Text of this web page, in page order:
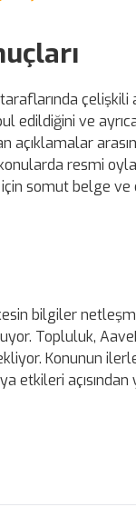
çelişkili
edildiğini ve
açıklamalar
konularda resmi
somut belge ve
bilgiler
Topluluk,
Konunun
etkileri açısından